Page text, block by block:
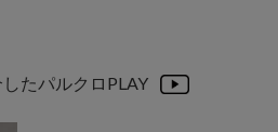
たパルクロPLAY